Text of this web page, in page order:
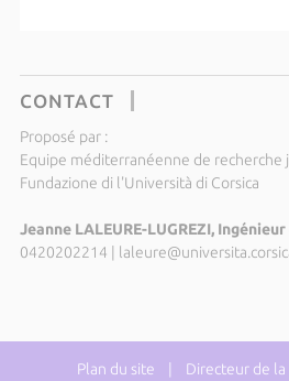
CONTACT
Proposé par :
Equipe méditerranéenne de recherche
Fundazione di l'Università di Corsica
Jeanne LALEURE-LUGREZI,
0420202214 |
Plan du site | Directeur de la